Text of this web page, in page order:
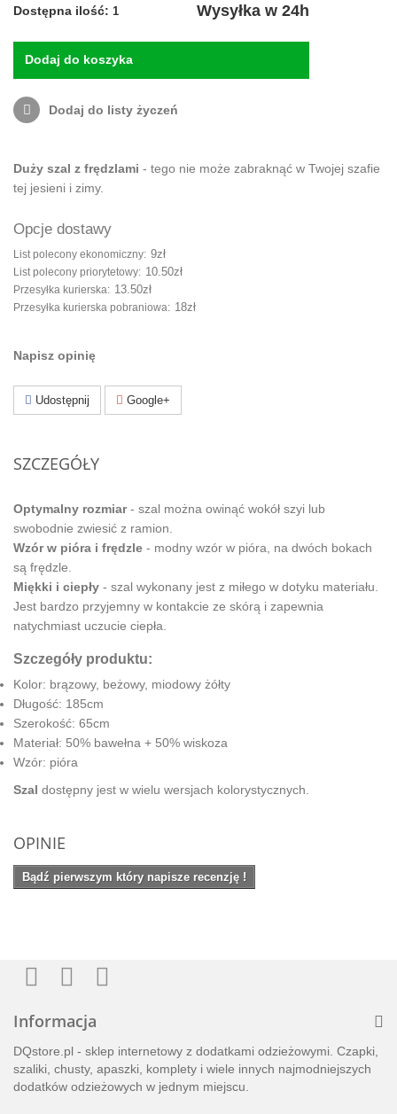
Dostępna ilość: 1 Wysyłka w 24h
Dodaj do koszyka
Dodaj do listy życzeń
Duży szal z frędzlami - tego nie może zabraknąć w Twojej szafie
tej jesieni i zimy.
Opcje dostawy
List polecony ekonomiczny: 9zł
List polecony priorytetowy: 10.50zł
Przesyłka kurierska: 13.50zł
Przesyłka kurierska pobraniowa: 18zł
Napisz opinię
Udostępnij Google+
SZCZEGÓŁY
Optymalny rozmiar- szal można owinąć wokół szyi lub
swobodnie zwiesić z ramion.
Wzór w pióra i frędzle - modny wzór w pióra, na dwóch bokach
są frędzle.
Miękki i ciepły - szal wykonany jest z miłego w dotyku materiału.
Jest bardzo przyjemny w kontakcie ze skórą i zapewnia
natychmiast uczucie ciepła.
Szczegóły produktu:
Kolor: brązowy, beżowy, miodowy żółty
Długość: 185cm
Szerokość: 65cm
Materiał: 50% bawełna + 50% wiskoza
Wzór: pióra
Szal dostępny jest w wielu wersjach kolorystycznych.
OPINIE
Bądź pierwszym który napisze recenzję !
Informacja
DQstore.pl - sklep internetowy z dodatkami odzieżowymi. Czapki,
szaliki, chusty, apaszki, komplety i wiele innych najmodniejszych
dodatków odzieżowych w jednym miejscu.